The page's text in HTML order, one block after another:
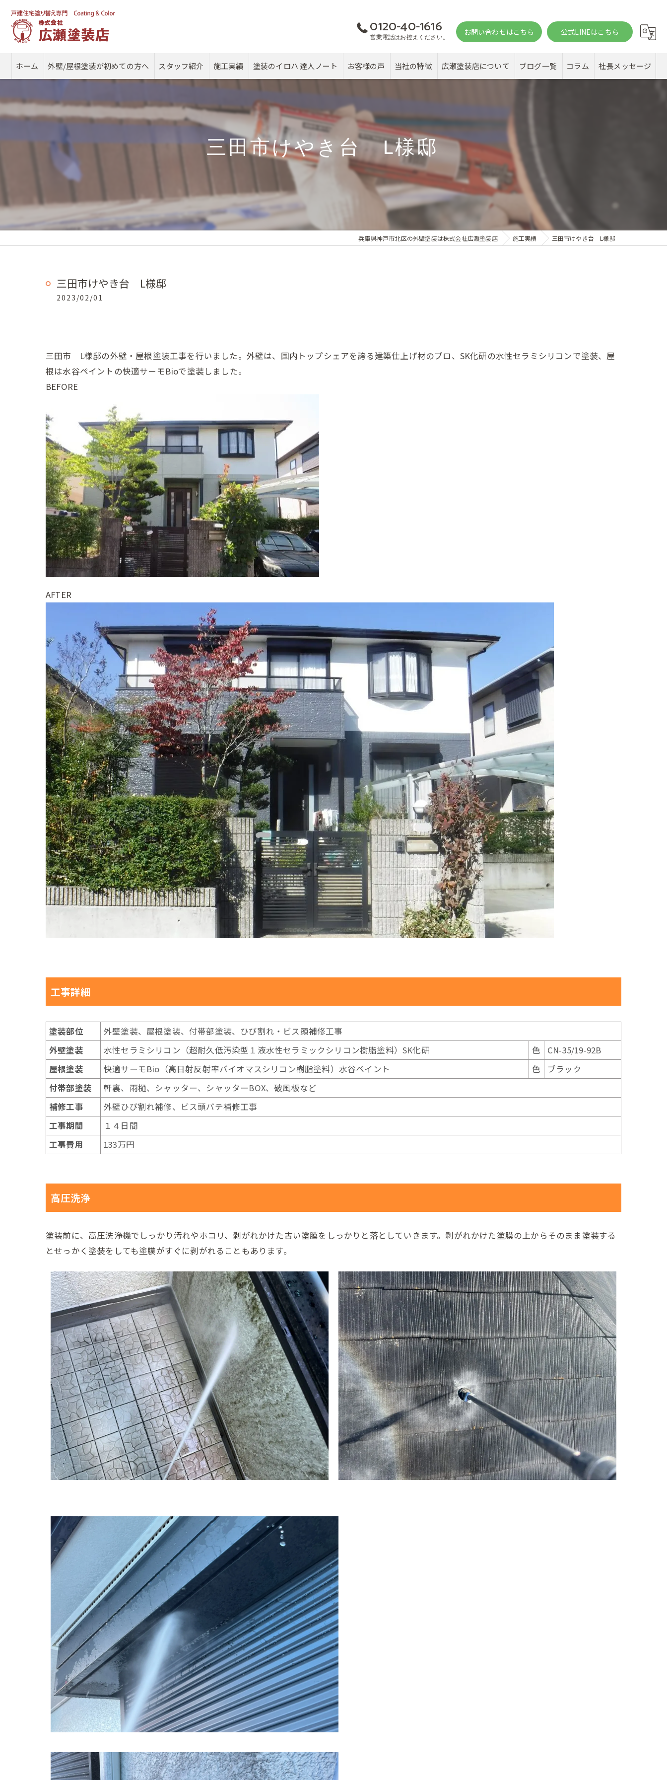
0120-40-1616
営業電話はお控えください。
お問い合わせはこちら 公式LINEはこちら
ホーム 外壁/屋根塗装が初めての方へ スタッフ紹介 施工実績 塗装のイロハ 達人ノート お客様の声 当社の特徴
屋根
カバー工法
塗り替え
雨漏り
戸建て
広瀬塗装店について ブログ一覧 コラム 社長メッセージ
三田市けやき台 L様邸
兵庫県神戸市北区の外壁塗装は株式会社広瀬塗装店 施工実績 三田市けやき台 L様邸
三田市けやき台 L様邸
2023/02/01
三田市 L様邸の外壁・屋根塗装工事を行いました。外壁は、国内トップシェアを誇る建築仕上げ材のプロ、SK化研の水性セラミシリコンで塗装、屋
根は水谷ペイントの快適サーモBioで塗装しました。
BEFORE
AFTER
工事詳細
塗装部位
外壁塗装、屋根塗装、付帯部塗装、ひび割れ・ビス頭補修工事
外壁塗装
水性セラミシリコン（超耐久低汚染型１液水性セラミックシリコン樹脂塗料）SK化研 色
CN-35/19-92B
屋根塗装
快適サーモBio（高日射反射率バイオマスシリコン樹脂塗料）水谷ペイント 色
ブラック
付帯部塗装
軒裏、雨樋、シャッター、シャッターBOX、破風板など
補修工事
外壁ひび割れ補修、ビス頭パテ補修工事
工事期間
１４日間
工事費用
133万円
高圧洗浄
塗装前に、高圧洗浄機でしっかり汚れやホコリ、剥がれかけた古い塗膜をしっかりと落としていきます。剥がれかけた塗膜の上からそのまま塗装する
とせっかく塗装をしても塗膜がすぐに剥がれることもあります。